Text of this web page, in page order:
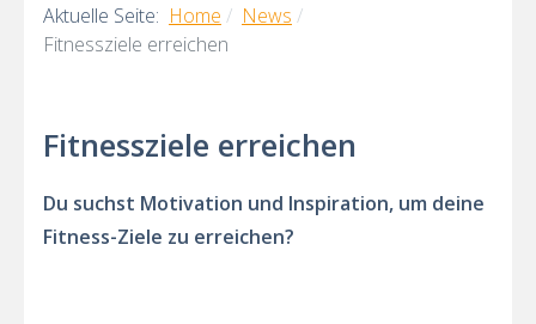
Aktuelle Seite: Home
News
Fitnessziele erreichen
Fitnessziele erreichen
Du suchst Motivation und Inspiration, um deine
Fitness-Ziele zu erreichen?